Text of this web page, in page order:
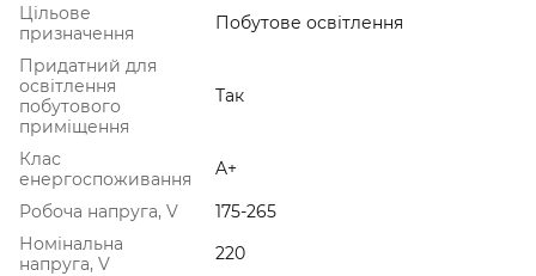
Цільове
призначення
Побутове освітлення
Придатний для
освітлення
побутового
приміщення
Так
Клас
енергоспоживання
A+
Робоча напруга, V
175-265
Номінальна
напруга, V
220